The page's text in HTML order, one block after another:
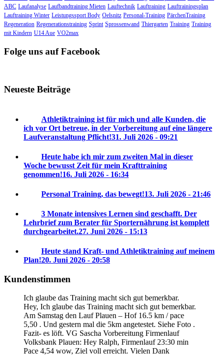
ABC Laufanalyse Laufbandtraining Mieten Lauftechnik Lauftraining Lauftrainingsplan
Lauftraining Winter Leistungssport Body Oelsnitz Personal-Training PärchenTraining
Regeneration Regenerationstraining Sprint Sprossenwand Thiergarten Training Training
mit Kindern U14 Aue VO2max
Folge uns auf Facebook
Neueste Beiträge
Athletiktraining ist für mich und alle Kunden, die
ich vor Ort betreue, in der Vorbereitung auf eine längere
Laufveranstaltung Pflicht!31. Juli 2026 - 09:21
Heute habe ich mir zum zweiten Mal in dieser
Woche bewusst Zeit für mein Krafttraining
genommen!16. Juli 2026 - 16:34
Personal Training, das bewegt!13. Juli 2026 - 21:46
3 Monate intensives Lernen sind geschafft. Der
Lehrbrief zum Berater für Sporternährung ist komplett
durchgearbeitet.27. Juni 2026 - 15:13
Heute stand Kraft- und Athletiktraining auf meinem
Plan!20. Juni 2026 - 20:58
Kundenstimmen
Ich glaube das Training macht sich gut bemerkbar.
Hey, Ich glaube das Training macht sich gut bemerkbar.
Am Samstag den Lauf Plauen – Hof 16.5 km / pace
5,50 . Und gestern mal die 5km angetestet. Siehe Foto .
Fazit- es löft. VG Sascha Vorbereitung Firmenlauf
Volksbank Plauen: Hey Ralph, Firmenlauf 23:30 min
Pace 4,54 wow, Ziel voll erreicht. Vielen Dank